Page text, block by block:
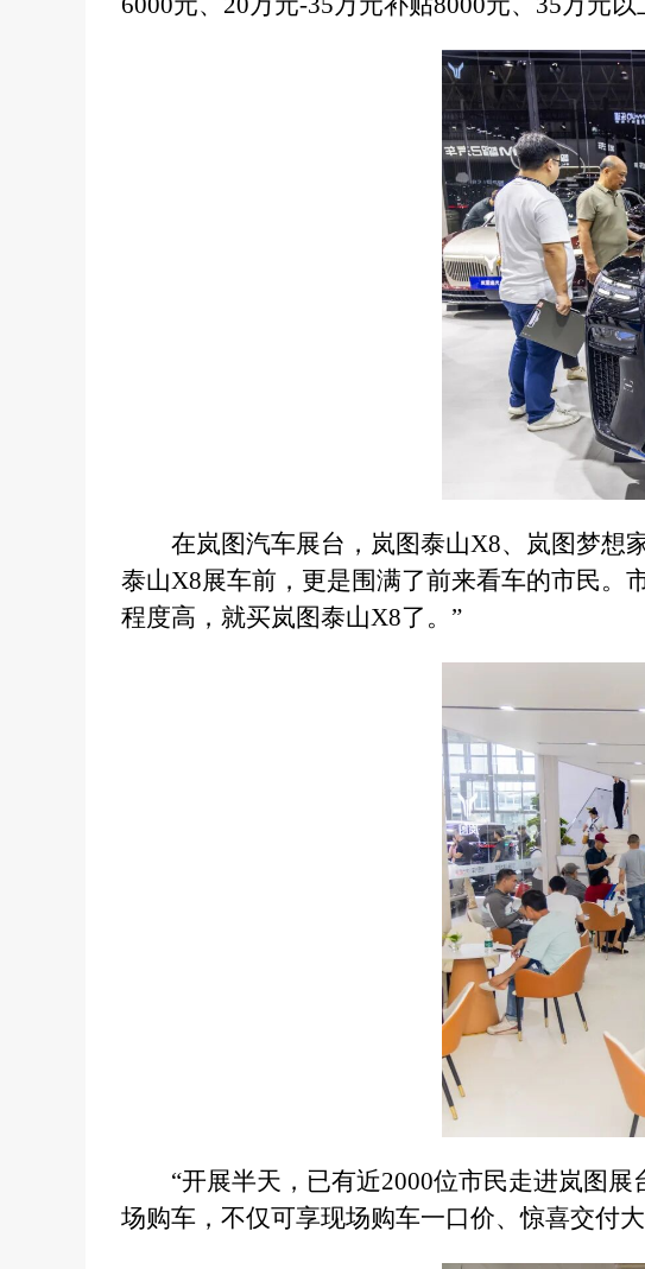
在岚图汽车展台，岚图泰山X8、岚图梦想
泰山X8展车前，更是围满了前来看车的市民。
程度高，就买岚图泰山X8了。”
“开展半天，已有近2000位市民走进岚图
场购车，不仅可享现场购车一口价、惊喜交付